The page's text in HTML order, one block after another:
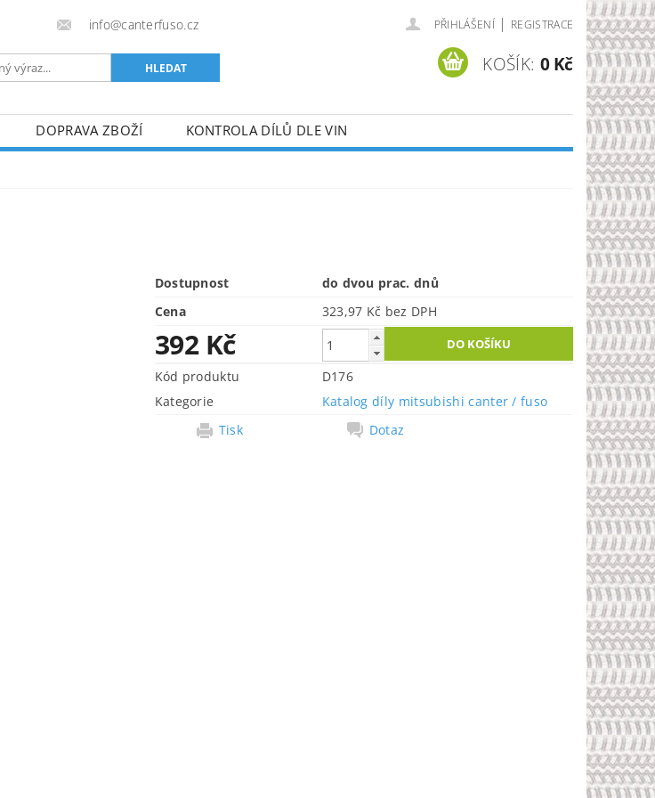
info@canterfuso.cz PŘIHLÁŠENÍ | REGISTRACE
KOŠÍK: 0 Kč
DOPRAVA ZBOŽÍ
KONTROLA DÍLŮ DLE VIN
Dostupnost
do dvou prac. dnů
Cena
323,97 Kč bez DPH
392 Kč
Kód produktu
D176
Kategorie
Katalog díly mitsubishi canter / fuso
Tisk
Dotaz